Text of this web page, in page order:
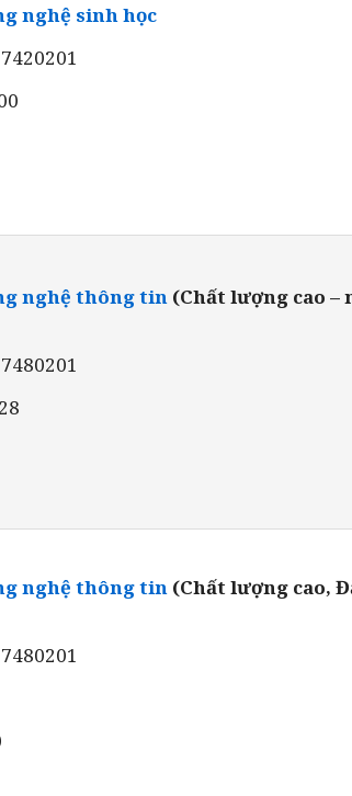
nghệ sinh học
nghệ thông tin (Chất lượng cao –
nghệ thông tin (Chất lượng cao,